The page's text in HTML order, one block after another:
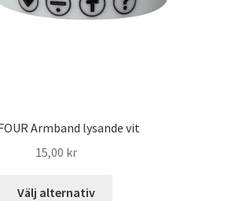
Armband lysande vit
15,00 kr
Välj alternativ